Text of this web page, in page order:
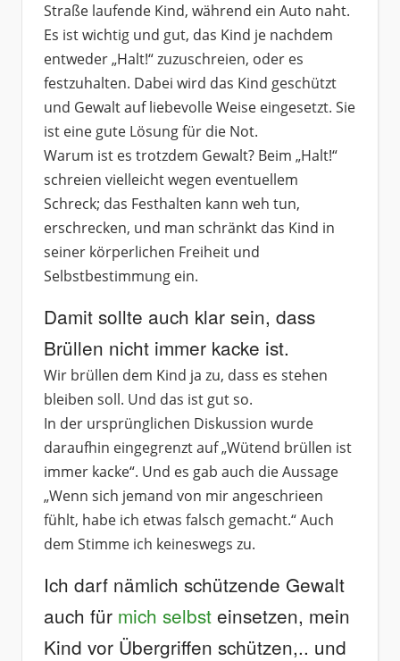
Straße laufende Kind, während ein Auto naht.
Es ist wichtig und gut, das Kind je nachdem
entweder „Halt!“ zuzuschreien, oder es
festzuhalten. Dabei wird das Kind geschützt
und Gewalt auf liebevolle Weise eingesetzt. Sie
ist eine gute Lösung für die Not.
Warum ist es trotzdem Gewalt? Beim „Halt!“
schreien vielleicht wegen eventuellem
Schreck; das Festhalten kann weh tun,
erschrecken, und man schränkt das Kind in
seiner körperlichen Freiheit und
Selbstbestimmung ein.
Damit sollte auch klar sein, dass
Brüllen nicht immer kacke ist.
Wir brüllen dem Kind ja zu, dass es stehen
bleiben soll. Und das ist gut so.
In der ursprünglichen Diskussion wurde
daraufhin eingegrenzt auf „Wütend brüllen ist
immer kacke“. Und es gab auch die Aussage
„Wenn sich jemand von mir angeschrieen
fühlt, habe ich etwas falsch gemacht.“ Auch
dem Stimme ich keineswegs zu.
Ich darf nämlich schützende Gewalt
auch für mich selbst einsetzen, mein
Kind vor Übergriffen schützen,.. und